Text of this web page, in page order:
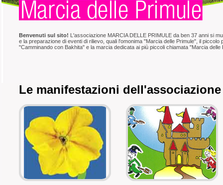
Benvenuti sul sito! L'associazione MARCIA DELLE PRIMULE da ben 37 anni si
e la preparazione di eventi di rilievo, quali l'omonima "Marcia delle Primule", il piccolo
"Camminando con Bakhita" e la marcia dedicata ai più piccoli chiamata "Marcia delle
Le manifestazioni dell'associazione